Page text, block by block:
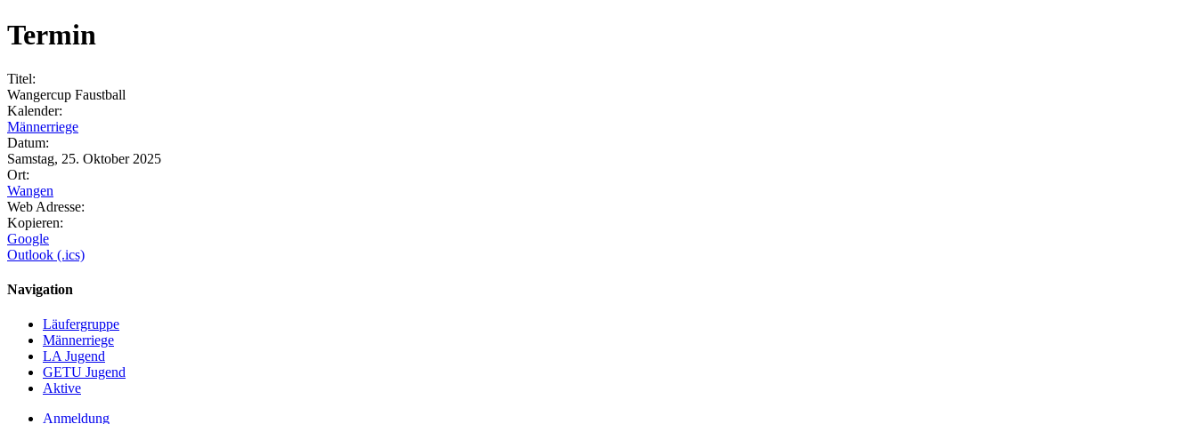
Termin
Titel:
Wangercup Faustball
Kalender:
Männerriege
Datum:
Samstag, 25. Oktober 2025
Ort:
Wangen
Web Adresse:
Kopieren:
Google
Outlook (.ics)
Navigation
Läufergruppe
Männerriege
LA Jugend
GETU Jugend
Aktive
Anmeldung